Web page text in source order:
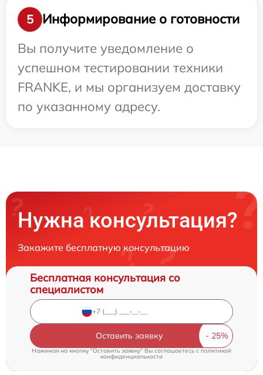
5
Информирование о готовности
Вы получите уведомление о
успешном тестировании техники
FRANKE, и мы организуем доставку
по указанному адресу.
Нужна консультация?
Закажите бесплатную консультацию
Бесплатная консультация со
специалистом
Оставить заявку
Нажимая на кнопку "Оставить заявку" Вы соглашаетесь cполитикой
конфиденциальности